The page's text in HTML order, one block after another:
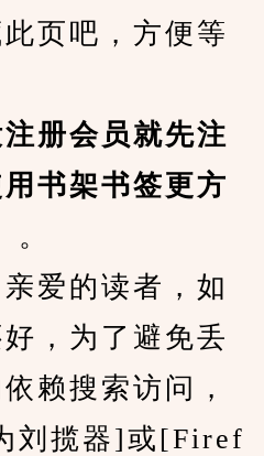
页吧，方便等
册会员就先注
书架书签更方
爱的读者，如
，为了避免丢
赖搜索访问，
刘揽器]或[Firef